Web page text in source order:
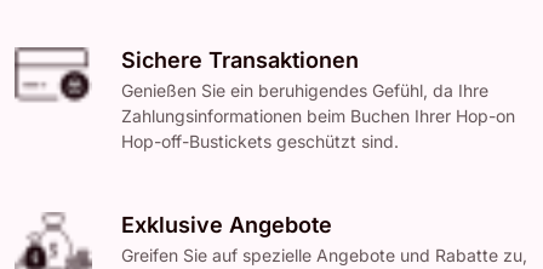
Sichere Transaktionen
Genießen Sie ein beruhigendes Gefühl, da Ihre
Zahlungsinformationen beim Buchen Ihrer Hop-on
Hop-off-Bustickets geschützt sind.
Exklusive Angebote
Greifen Sie auf spezielle Angebote und Rabatte zu,